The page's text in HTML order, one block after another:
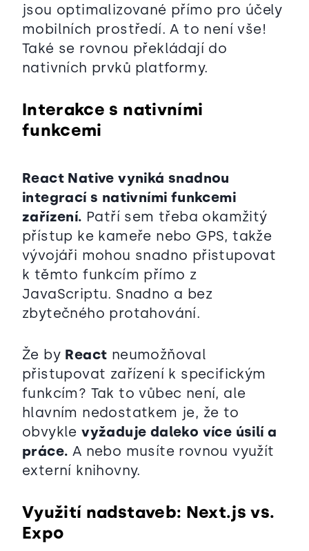
jsou optimalizované přímo pro účely
mobilních prostředí. A to není vše!
Také se rovnou překládají do
nativních prvků platformy.
Interakce s nativními
funkcemi
React Native vyniká snadnou
integrací s nativními funkcemi
zařízení. Patří sem třeba okamžitý
přístup ke kameře nebo GPS, takže
vývojáři mohou snadno přistupovat
k těmto funkcím přímo z
JavaScriptu. Snadno a bez
zbytečného protahování.
Že by React neumožňoval
přistupovat zařízení k specifickým
funkcím? Tak to vůbec není, ale
hlavním nedostatkem je, že to
obvyklevyžaduje daleko více úsilí a
práce. A nebo musíte rovnou využít
externí knihovny.
Využití nadstaveb: Next.js vs.
Expo